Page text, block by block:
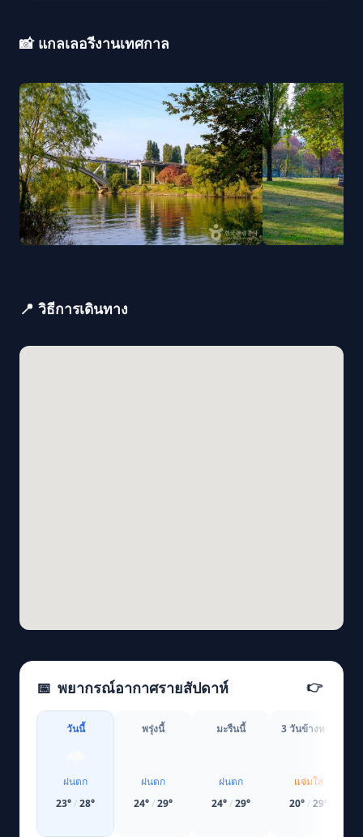
📸 แกลเลอรีงานเทศกาล
📍 วิธีการเดินทาง
📅 พยากรณ์อากาศรายสัปดาห์ 👉
วันนี้
ฝนตก
23°/28°
พรุ่งนี้
ฝนตก
24°/29°
มะรืนนี้
ฝนตก
24°/29°
3 วันข้างหน้า
แจ่มใส
20° /29°